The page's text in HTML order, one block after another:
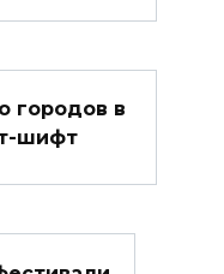
городов в
шифт